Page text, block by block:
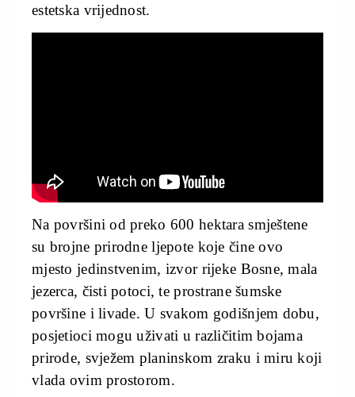
estetska vrijednost.
Na površini od preko 600 hektara smještene
su brojne prirodne ljepote koje čine ovo
mjesto jedinstvenim, izvor rijeke Bosne, mala
jezerca, čisti potoci, te prostrane šumske
površine i livade. U svakom godišnjem dobu,
posjetioci mogu uživati u različitim bojama
prirode, svježem planinskom zraku i miru koji
vlada ovim prostorom.